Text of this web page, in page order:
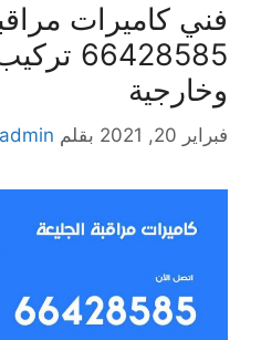
فني كاميرات
وخارجية
فبراير 20, 2021 بقلم admin